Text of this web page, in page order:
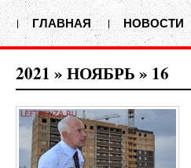
ГЛАВНАЯ НОВОСТИ
2021 » НОЯБРЬ » 16